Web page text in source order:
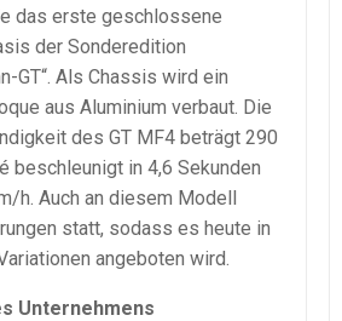
das erste geschlossene
der Sonderedition
GT“. Als Chassis wird ein
aus Aluminium verbaut. Die
des GT MF4 beträgt 290
beschleunigt in 4,6 Sekunden
h. Auch an diesem Modell
statt, sodass es heute in
angeboten wird.
Unternehmens